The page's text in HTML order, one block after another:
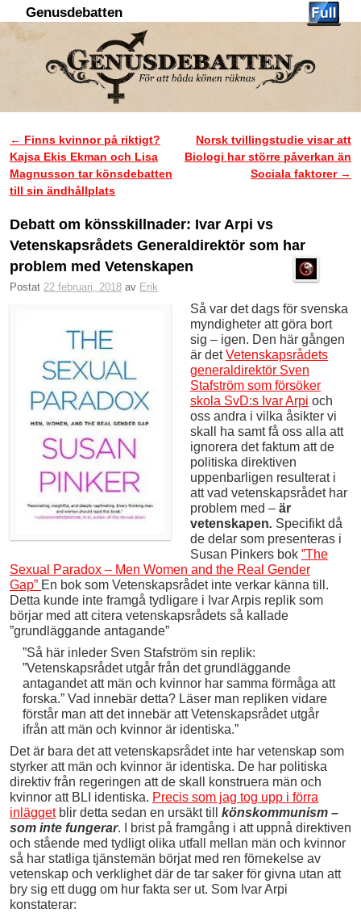
Genusdebatten
Inläggsnavigering
← Finns kvinnor på riktigt?
Kajsa Ekis Ekman och Lisa
Magnusson tar könsdebatten
till sin ändhållplats
Norsk tvillingstudie visar att
Biologi har större påverkan än
Sociala faktorer →
Debatt om könsskillnader: Ivar Arpi vs
Vetenskapsrådets Generaldirektör som har
problem med Vetenskapen
Postat 22 februari, 2018 av Erik
Så var det dags för svenska
myndigheter att göra bort
sig – igen. Den här gången
är detVetenskapsrådets
generaldirektör Sven
Stafström som försöker
skola SvD:s Ivar Arpi och
oss andra i vilka åsikter vi
skall ha samt få oss alla att
ignorera det faktum att de
politiska direktiven
uppenbarligen resulterat i
att vad vetenskapsrådet har
problem med – är
vetenskapen. Specifikt då
de delar som presenteras i
Susan Pinkers bok ”The
Sexual Paradox – Men Women and the Real Gender
Gap” En bok som Vetenskapsrådet inte verkar känna till.
Detta kunde inte framgå tydligare i Ivar Arpis replik som
börjar med att citera vetenskapsrådets så kallade
”grundläggande antagande”
”Så här inleder Sven Stafström sin replik:
”Vetenskapsrådet utgår från det grundläggande
antagandet att män och kvinnor har samma förmåga att
forska.” Vad innebär detta? Läser man repliken vidare
förstår man att det innebär att Vetenskapsrådet utgår
ifrån att män och kvinnor är identiska.”
Det är bara det att vetenskapsrådet inte har vetenskap som
styrker att män och kvinnor är identiska. De har politiska
direktiv från regeringen att de skall konstruera män och
kvinnor att BLI identiska. Precis som jag tog upp i förra
inläggetblir detta sedan en ursäkt till könskommunism –
som inte fungerar. I brist på framgång i att uppnå direktiven
och stående med tydligt olika utfall mellan män och kvinnor
så har statliga tjänstemän börjat med ren förnekelse av
vetenskap och verklighet där de tar saker för givna utan att
bry sig ett dugg om hur fakta ser ut. Som Ivar Arpi
konstaterar: